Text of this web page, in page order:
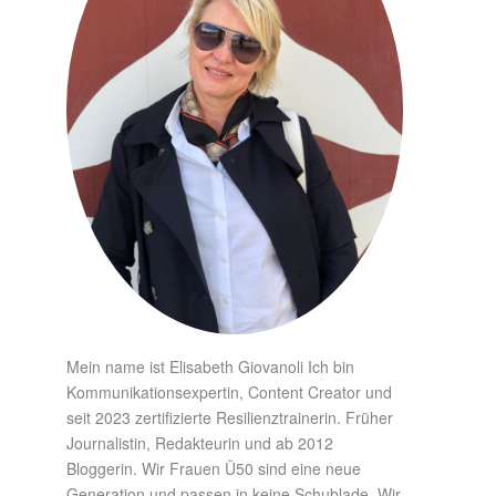
Mein name ist Elisabeth Giovanoli Ich bin
Kommunikationsexpertin, Content Creator und
seit 2023 zertifizierte Resilienztrainerin. Früher
Journalistin, Redakteurin und ab 2012
Bloggerin. Wir Frauen Ü50 sind eine neue